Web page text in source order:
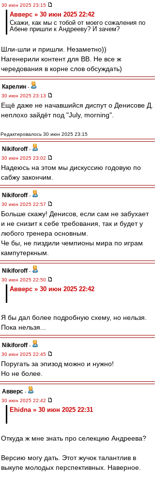
30 июн 2025 23:15
Авверс » 30 июн 2025 22:42
Скажи, как мы с тобой от моего сожаления по
Абене пришли к Андрееву? И зачем?
Шли-шли и пришли. Незаметно))
Нагенерили контент для ВВ. Не все ж
чередования в корне слов обсуждать)
Карелин -
30 июн 2025 23:13
Ещё даже не начавшийся диспут о Денисове Д.
неплохо зайдёт под "July, morning".
Редактировалось 30 июн 2025 23:15
Nikiforoff -
30 июн 2025 23:02
Надеюсь на этом мы дискуссию годовую по
сабжу закончим.
Nikiforoff -
30 июн 2025 22:57
Больше скажу! Денисов, если сам не забухает
и не снизит к себе требования, так и будет у
любого тренера основным.
Че бы, не пиздили чемпионы мира по играм
кампутеркным.
Nikiforoff -
30 июн 2025 22:50
Авверс » 30 июн 2025 22:42
Я бы дал более подробную схему, но нельзя.
Пока нельзя...
Nikiforoff -
30 июн 2025 22:45
Поругать за эпизод можно и нужно!
Но не более.
Авверс -
30 июн 2025 22:42
Ehidna » 30 июн 2025 22:31
Откуда ж мне знать про селекцию Андреева?
Версию могу дать. Этот жучок талантлив в
выкупе молодых перспективных. Наверное.